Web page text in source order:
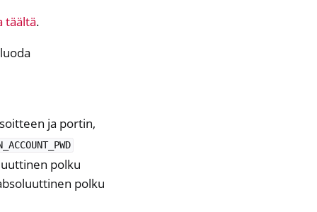
täältä.
ja portin,
polku
polku